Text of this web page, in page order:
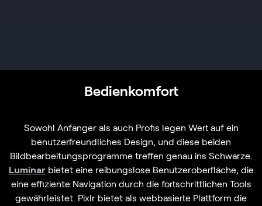
Bedienkomfort
Sowohl Anfänger als auch Profis legen Wert auf ein
benutzerfreundliches Design, und diese beiden
Bildbearbeitungsprogramme treffen genau ins Schwarze.
Luminar bietet eine reibungslose Benutzeroberfläche, die
eine effiziente Navigation durch die fortschrittlichen Tools
gewährleistet. Pixlr bietet als webbasierte Plattform die